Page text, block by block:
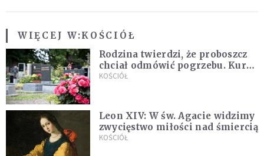
WIĘCEJ W:KOŚCIÓŁ
Rodzina twierdzi, że proboszcz
chciał odmówić pogrzebu. Kuria
zapowiada wyjaśnienia
KOŚCIÓŁ
Leon XIV: W św. Agacie widzimy
zwycięstwo miłości nad śmiercią
KOŚCIÓŁ